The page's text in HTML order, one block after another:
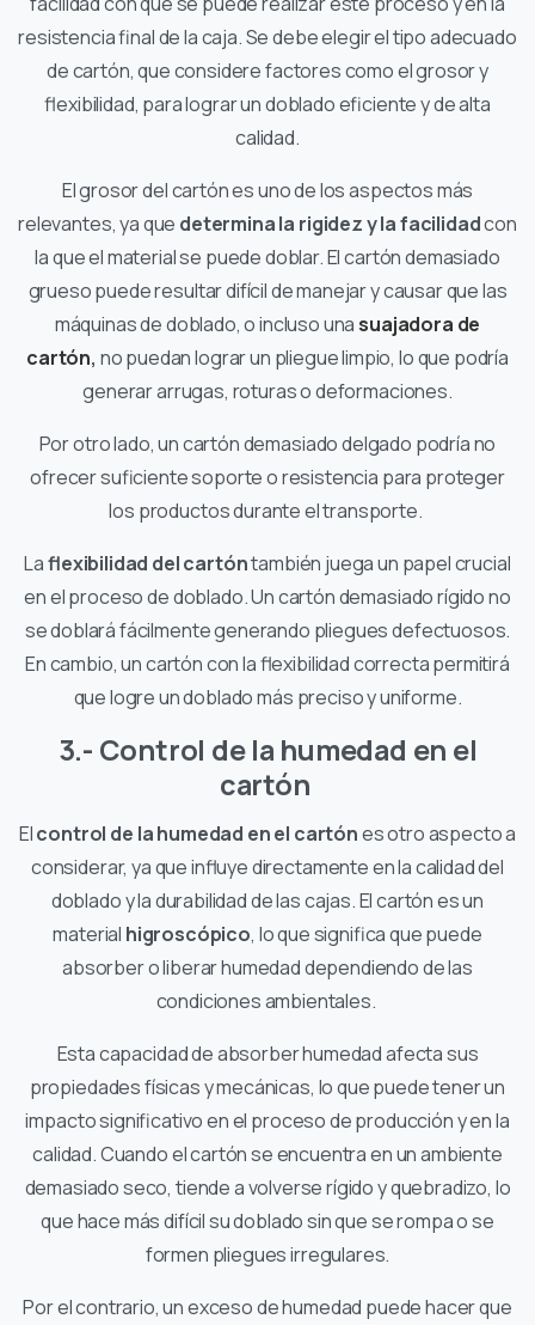
resistencia final de la caja. Se debe elegir el tipo adecuado
de cartón, que considere factores como el grosor y
flexibilidad, para lograr un doblado eficiente y de alta
calidad.
El grosor del cartón es uno de los aspectos más
relevantes, ya que determina la rigidez y la facilidadcon
la que el material se puede doblar. El cartón demasiado
grueso puede resultar difícil de manejar y causar que las
máquinas de doblado, o incluso unasuajadora de
cartón, no puedan lograr un pliegue limpio, lo que podría
generar arrugas, roturas o deformaciones.
Por otro lado, un cartón demasiado delgado podría no
ofrecer suficiente soporte o resistencia para proteger
los productos durante el transporte.
Laflexibilidad del cartóntambién juega un papel crucial
en el proceso de doblado. Un cartón demasiado rígido no
se doblará fácilmente generando pliegues defectuosos.
En cambio, un cartón con la flexibilidad correcta permitirá
que logre un doblado más preciso y uniforme.
3.- Control de la humedad en el
cartón
Elcontrol de la humedad en el cartónes otro aspecto a
considerar, ya que influye directamente en la calidad del
doblado y la durabilidad de las cajas. El cartón es un
material higroscópico, lo que significa que puede
absorber o liberar humedad dependiendo de las
condiciones ambientales.
Esta capacidad de absorber humedad afecta sus
propiedades físicas y mecánicas, lo que puede tener un
impacto significativo en el proceso de producción y en la
calidad. Cuando el cartón se encuentra en un ambiente
demasiado seco, tiende a volverse rígido y quebradizo, lo
que hace más difícil su doblado sin que se rompa o se
formen pliegues irregulares.
Por el contrario, un exceso de humedad puede hacer que